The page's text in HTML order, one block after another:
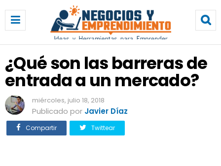
Q
u
é
o
n
l
a
s
b
a
¿Qué son las barreras de
entrada a un mercado?
miércoles, julio 18, 2018
Publicado por Javier Díaz
Compartir Twittear